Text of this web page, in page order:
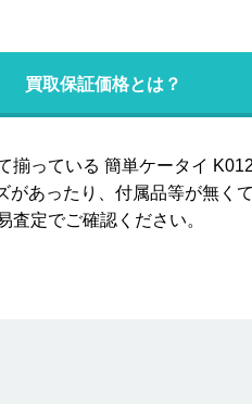
買取保証価格とは？
っている 簡単ケータイ
あったり、付属品等が無く
定でご確認ください。